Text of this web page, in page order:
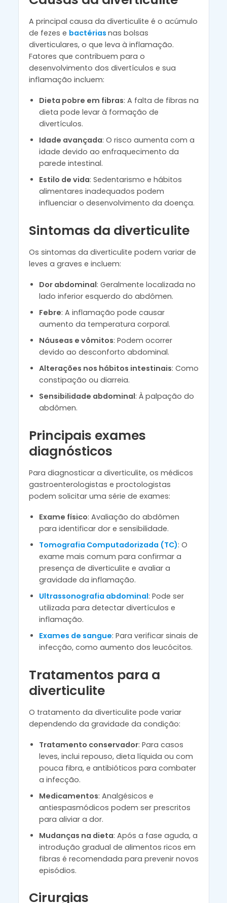
A principal causa da diverticulite é o acúmulo
de fezes e bactérias nas bolsas
diverticulares, o que leva à inflamação.
Fatores que contribuem para o
desenvolvimento dos divertículos e sua
inflamação incluem:
Dieta pobre em fibras: A falta de fibras na
dieta pode levar à formação de
divertículos.
Idade avançada: O risco aumenta com a
idade devido ao enfraquecimento da
parede intestinal.
Estilo de vida: Sedentarismo e hábitos
alimentares inadequados podem
influenciar o desenvolvimento da doença.
Sintomas da diverticulite
Os sintomas da diverticulite podem variar de
leves a graves e incluem:
Dor abdominal: Geralmente localizada no
lado inferior esquerdo do abdômen.
Febre: A inflamação pode causar
aumento da temperatura corporal.
Náuseas e vômitos: Podem ocorrer
devido ao desconforto abdominal.
Alterações nos hábitos intestinais: Como
constipação ou diarreia.
Sensibilidade abdominal: À palpação do
abdômen.
Principais exames
diagnósticos
Para diagnosticar a diverticulite, os médicos
gastroenterologistas e proctologistas
podem solicitar uma série de exames:
Exame físico: Avaliação do abdômen
para identificar dor e sensibilidade.
Tomografia Computadorizada (TC): O
exame mais comum para confirmar a
presença de diverticulite e avaliar a
gravidade da inflamação.
Ultrassonografia abdominal: Pode ser
utilizada para detectar divertículos e
inflamação.
Exames de sangue: Para verificar sinais de
infecção, como aumento dos leucócitos.
Tratamentos para a
diverticulite
O tratamento da diverticulite pode variar
dependendo da gravidade da condição:
Tratamento conservador: Para casos
leves, inclui repouso, dieta líquida ou com
pouca fibra, e antibióticos para combater
a infecção.
Medicamentos: Analgésicos e
antiespasmódicos podem ser prescritos
para aliviar a dor.
Mudanças na dieta: Após a fase aguda, a
introdução gradual de alimentos ricos em
fibras é recomendada para prevenir novos
episódios.
Cirurgias